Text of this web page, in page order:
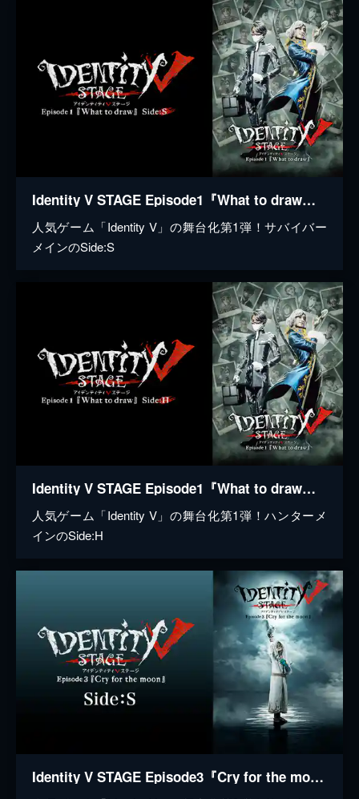
Identity V STAGE Episode1『What to draw』Side:S
人気ゲーム「Identity V」の舞台化第1弾！サバイバー
メインのSide:S
Identity V STAGE Episode1『What to draw』Side:H
人気ゲーム「Identity V」の舞台化第1弾！ハンターメ
インのSide:H
Identity V STAGE Episode3『Cry for the moon』Side:S